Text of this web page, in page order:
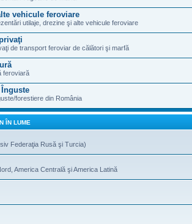
vehicule feroviare
utilaje, drezine şi alte vehicule feroviare
de transport feroviar de călători şi marfă
feroviară
Înguste
forestiere din România
ÎN LUME
Federaţia Rusă şi Turcia)
America Centrală şi America Latină